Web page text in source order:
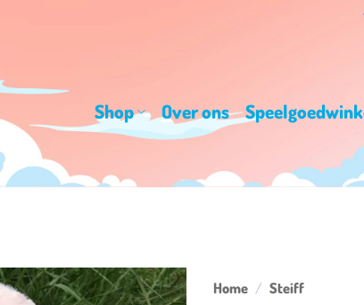
Shop Over ons
Home / Steiff